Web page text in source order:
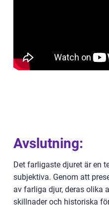
Avslutning:
Det farligaste djuret är en
subjektiva. Genom att
av farliga djur, deras olika
skillnader och historiska